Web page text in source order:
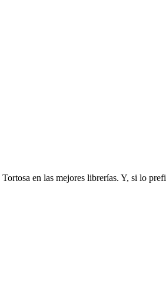
en las mejores librerías. Y, si lo